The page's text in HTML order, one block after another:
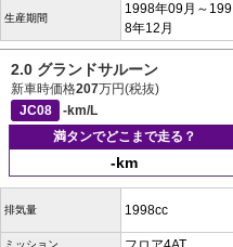
生産期間
1998年09月～199
8年12月
2.0 グランドサルーン
新車時価格207万円(税抜)
JC08
-km/L
満タンでどこまで走る？
-km
排気量 1998cc
ミッション